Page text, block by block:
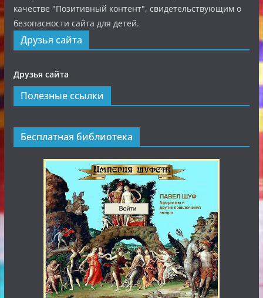
качестве "Позитивный контент", свидетельствующим о
безопасности сайта для детей.
Друзья сайта
Друзья сайта
Полезные ссылки
Бесплатная библиотека